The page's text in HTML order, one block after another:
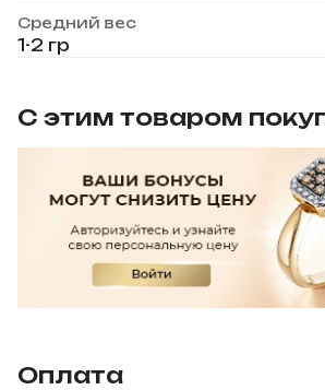
Средний вес
1-2 гр
С этим товаром
Оплата